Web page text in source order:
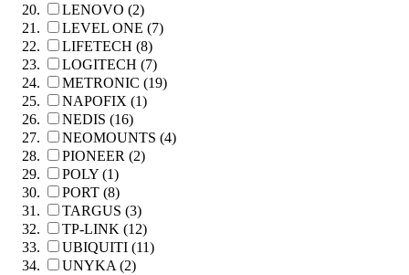
LENOVO (2)
LEVEL ONE (7)
LIFETECH (8)
LOGITECH (7)
METRONIC (19)
NAPOFIX (1)
NEDIS (16)
NEOMOUNTS (4)
PIONEER (2)
POLY (1)
PORT (8)
TARGUS (3)
TP-LINK (12)
UBIQUITI (11)
UNYKA (2)